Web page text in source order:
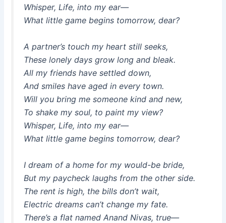
Whisper, Life, into my ear—
What little game begins tomorrow, dear?
A partner’s touch my heart still seeks,
These lonely days grow long and bleak.
All my friends have settled down,
And smiles have aged in every town.
Will you bring me someone kind and new,
To shake my soul, to paint my view?
Whisper, Life, into my ear—
What little game begins tomorrow, dear?
I dream of a home for my would-be bride,
But my paycheck laughs from the other side.
The rent is high, the bills don’t wait,
Electric dreams can’t change my fate.
There’s a flat namedAnand Nivas, true—